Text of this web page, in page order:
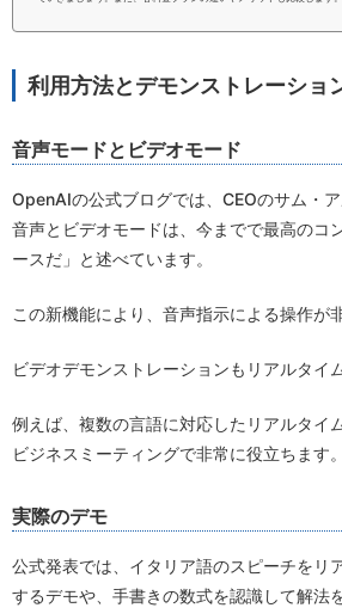
利用方法とデモンストレーショ
音声モードとビデオモード
OpenAIの公式ブログでは、CEOのサム・
音声とビデオモードは、今までで最高のコ
ースだ」と述べています。
この新機能により、音声指示による操作が
ビデオデモンストレーションもリアルタイ
例えば、複数の言語に対応したリアルタイ
ビジネスミーティングで非常に役立ちます。
実際のデモ
公式発表では、イタリア語のスピーチをリ
するデモや、手書きの数式を認識して解法